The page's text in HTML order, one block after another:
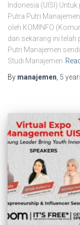
Indonesia (UISI)
Putra Putri
oleh KOMINFO
dan sekarang ini
Putri Manajemen
Studi Manajemen
By manajemen 5